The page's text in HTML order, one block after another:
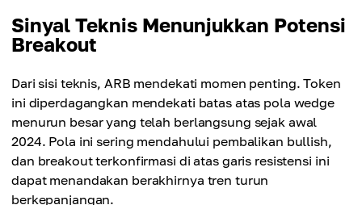
Sinyal Teknis Menunjukkan Potensi
Breakout
Dari sisi teknis, ARB mendekati momen penting. Token
ini diperdagangkan mendekati batas atas pola wedge
menurun besar yang telah berlangsung sejak awal
2024. Pola ini sering mendahului pembalikan bullish,
dan breakout terkonfirmasi di atas garis resistensi ini
dapat menandakan berakhirnya tren turun
berkepanjangan.